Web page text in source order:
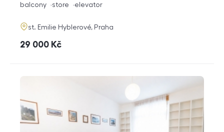
funkce
balcony store elevator
adresa
st. Emilie Hyblerové, Praha
cena
29 000 Kč